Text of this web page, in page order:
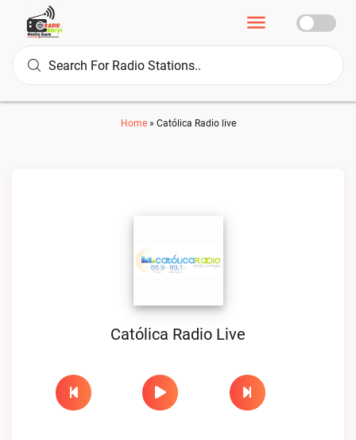
Home» Católica Radio live
Católica Radio Live